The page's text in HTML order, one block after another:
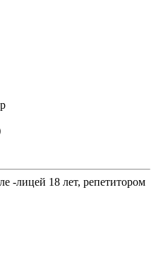
-лицей 18 лет, репетитором